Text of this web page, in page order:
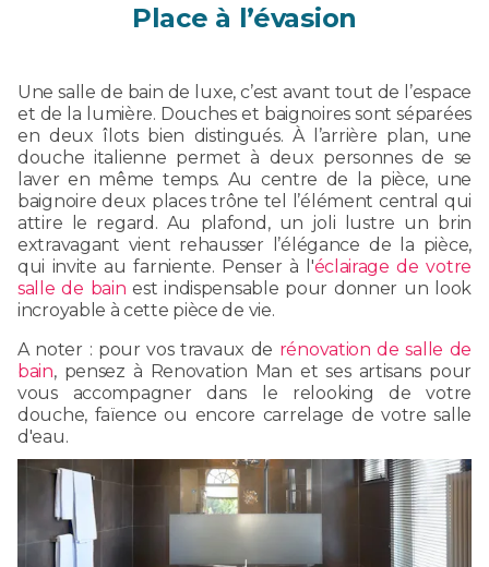
Place à l’évasion
Une salle de bain de luxe, c’est avant tout de l’espace
et de la lumière. Douches et baignoires sont séparées
en deux îlots bien distingués. À l’arrière plan, une
douche italienne permet à deux personnes de se
laver en même temps. Au centre de la pièce, une
baignoire deux places trône tel l’élément central qui
attire le regard. Au plafond, un joli lustre un brin
extravagant vient rehausser l’élégance de la pièce,
qui invite au farniente. Penser à l'éclairage de votre
salle de bain est indispensable pour donner un look
incroyable à cette pièce de vie.
A noter : pour vos travaux de rénovation de salle de
bain, pensez à Renovation Man et ses artisans pour
vous accompagner dans le relooking de votre
douche, faïence ou encore carrelage de votre salle
d'eau.